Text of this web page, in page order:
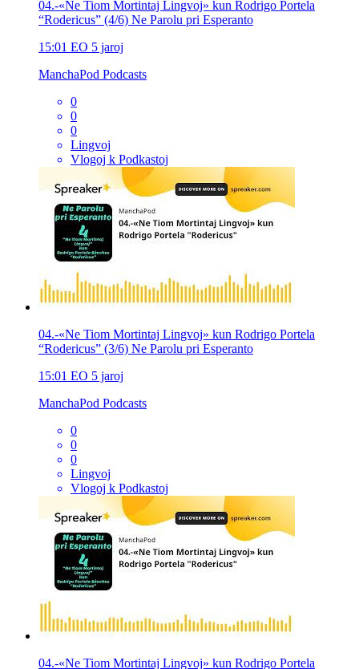
04.-«Ne Tiom Mortintaj Lingvoj» kun Rodrigo Portela
“Rodericus” (4/6) Ne Parolu pri Esperanto
15:01 EO 5 jaroj
ManchaPod Podcasts
0
0
0
Lingvoj
Vlogoj k Podkastoj
04.-«Ne Tiom Mortintaj Lingvoj» kun Rodrigo Portela
“Rodericus” (3/6) Ne Parolu pri Esperanto
15:01 EO 5 jaroj
ManchaPod Podcasts
0
0
0
Lingvoj
Vlogoj k Podkastoj
04.-«Ne Tiom Mortintaj Lingvoj» kun Rodrigo Portela